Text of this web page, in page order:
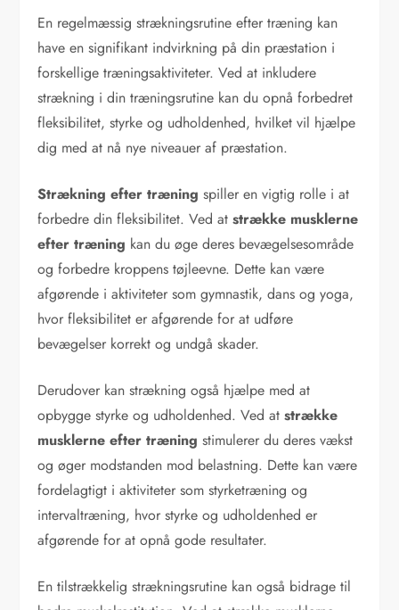
En regelmæssig strækningsrutine efter træning kan
have en signifikant indvirkning på din præstation i
forskellige træningsaktiviteter. Ved at inkludere
strækning i din træningsrutine kan du opnå forbedret
fleksibilitet, styrke og udholdenhed, hvilket vil hjælpe
dig med at nå nye niveauer af præstation.
Strækning efter træning spiller en vigtig rolle i at
forbedre din fleksibilitet. Ved atstrække musklerne
efter træning kan du øge deres bevægelsesområde
og forbedre kroppens tøjleevne. Dette kan være
afgørende i aktiviteter som gymnastik, dans og yoga,
hvor fleksibilitet er afgørende for at udføre
bevægelser korrekt og undgå skader.
Derudover kan strækning også hjælpe med at
opbygge styrke og udholdenhed. Ved atstrække
musklerne efter træning stimulerer du deres vækst
og øger modstanden mod belastning. Dette kan være
fordelagtigt i aktiviteter som styrketræning og
intervaltræning, hvor styrke og udholdenhed er
afgørende for at opnå gode resultater.
En tilstrækkelig strækningsrutine kan også bidrage til